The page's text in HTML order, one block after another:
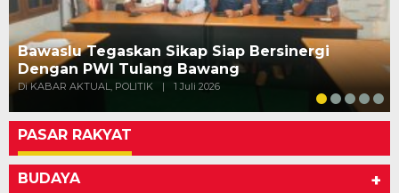
Bawaslu Tegaskan Sikap Siap Bersinergi
Dengan PWI Tulang Bawang
Di KABAR AKTUAL, POLITIK | 1 Juli 2026
PASAR RAKYAT
BUDAYA +